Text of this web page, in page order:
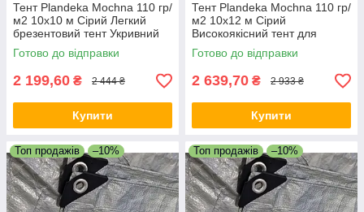
Тент Plandeka Мосhnа 110 гр/
м2 10х10 м Сірий Легкий
брезентовий тент Укривний
тент для сіна
Готово до відправки
2 199,60 ₴ 2 444 ₴
Купити
Тент Plandeka Мосhnа 110 гр/
м2 10х12 м Сірий
Високоякісний тент для
автомобіля Укривний тент
Готово до відправки
2 639,70 ₴ 2 933 ₴
Купити
Топ продажів –10% Топ продажів –10%